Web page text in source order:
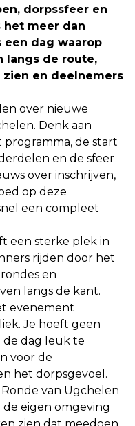
dorpssfeer en
het meer dan
een dag waarop
langs de route,
en deelnemers
over nieuwe
Denk aan
de start
en de sfeer
over inschrijven,
op deze
een compleet
een sterke plek in
rijden door het
en
langs de kant.
evenement
Je hoeft geen
de dag leuk te
voor de
het dorpsgevoel.
van Ugchelen
eigen omgeving